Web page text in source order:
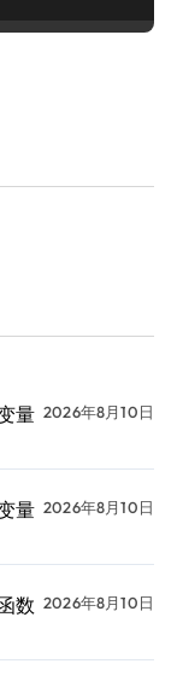
量 2026年8月10日
量 2026年8月10日
数 2026年8月10日